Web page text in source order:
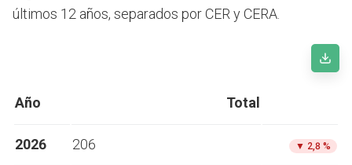
últimos 12 años, separados por CER y CERA.
Año Total
2026 206 ▼ 2,8 %